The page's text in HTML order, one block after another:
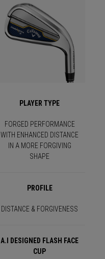
PLAYER TYPE
FORGED PERFORMANCE
WITH ENHANCED DISTANCE
IN A MORE FORGIVING
SHAPE
PROFILE
DISTANCE & FORGIVENESS
A.I DESIGNED FLASH FACE
CUP